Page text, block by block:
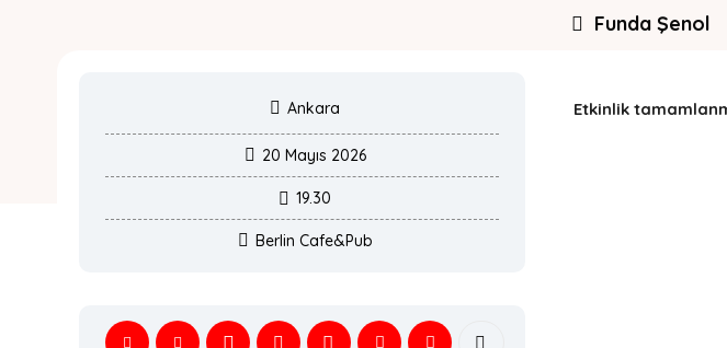
Funda Şenol
Ankara
20 Mayıs 2026
19.30
Berlin Cafe&Pub
Etkinlik